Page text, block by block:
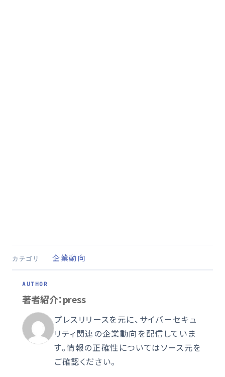
カテゴリ 企業動向
著者紹介：press
プレスリリースを元に、サイバーセキュ
リティ関連の企業動向を配信していま
す。情報の正確性についてはソース元を
ご確認ください。